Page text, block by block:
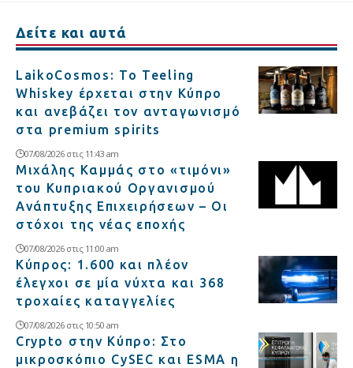
Δείτε και αυτά
LaikoCosmos: Το Teeling
Whiskey έρχεται στην Κύπρο
και ανεβάζει τον ανταγωνισμό
στα premium spirits
07/08/2026 στις 11:43 am
Μιχάλης Καμμάς στο «τιμόνι»
του Κυπριακού Οργανισμού
Ανάπτυξης Επιχειρήσεων – Οι
στόχοι της νέας εποχής
07/08/2026 στις 11:00 am
Κύπρος: 1.600 και πλέον
έλεγχοι σε μία νύχτα και 368
τροχαίες καταγγελίες
07/08/2026 στις 10:50 am
Crypto στην Κύπρο: Στο
μικροσκόπιο CySEC και ESMA η